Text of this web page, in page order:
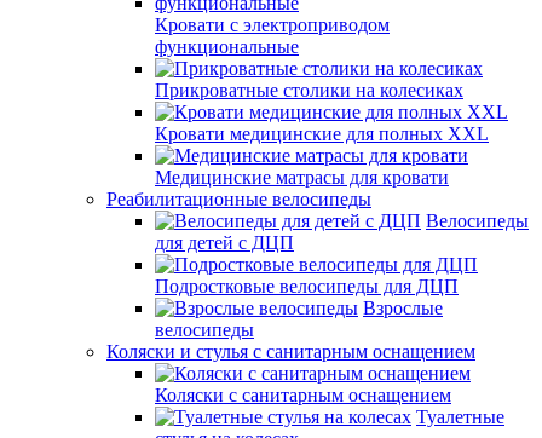
Кровати с электроприводом
функциональные
Прикроватные столики на колесиках
Кровати медицинские для полных XXL
Медицинские матрасы для кровати
Реабилитационные велосипеды
Велосипеды
для детей с ДЦП
Подростковые велосипеды для ДЦП
Взрослые
велосипеды
Коляски и стулья с санитарным оснащением
Коляски с санитарным оснащением
Туалетные